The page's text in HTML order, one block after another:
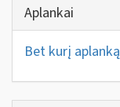
Aplankai
Bet kurį aplanką